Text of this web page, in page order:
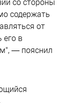
со стороны
содержать
от
его в
— пояснил